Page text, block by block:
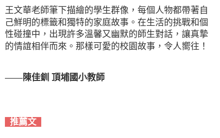
王文華老師筆下描繪的學生群像，每個人物都帶著自
己鮮明的標籤和獨特的家庭故事。在生活的挑戰和個
性碰撞中，出現許多溫馨又幽默的師生對話，讓真摯
的情誼相伴而來。那樣可愛的校園故事，令人嚮往！
——陳佳釧 頂埔國小教師
推薦文